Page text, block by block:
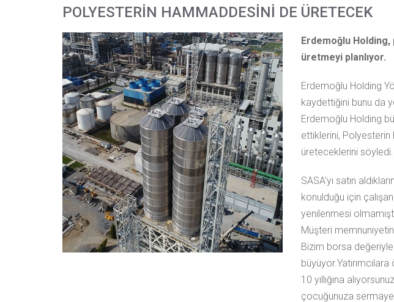
POLYESTERİN HAMMADDESİNİ DE ÜRETECEK
Erdemoğlu Holding,
üretmeyi planlıyor.
Erdemoğlu Holding
kaydettiğini bunu da
Erdemoğlu Holding
ettiklerini, Polyesterin
üreteceklerini söyledi.
SASA'yı satın
konulduğu için
yenilenmesi
Müşteri
Bizim borsa değeriyle
10 yıllığına
çocuğunuza